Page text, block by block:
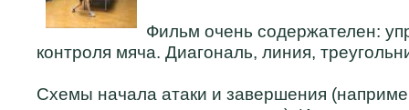
Фильм очень содержателен:
контроля мяча. Диагональ, линия,
Схемы начала атаки и завершения